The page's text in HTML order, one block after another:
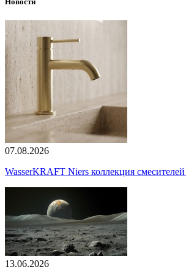
07.08.2026
WasserKRAFT Niers коллекция
13.06.2026